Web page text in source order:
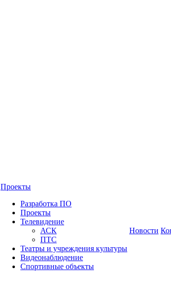
Проекты
Разработка ПО
Проекты
Телевидение
АСК
ПТС
Театры и учреждения культуры
Видеонаблюдение
Спортивные объекты
Новости